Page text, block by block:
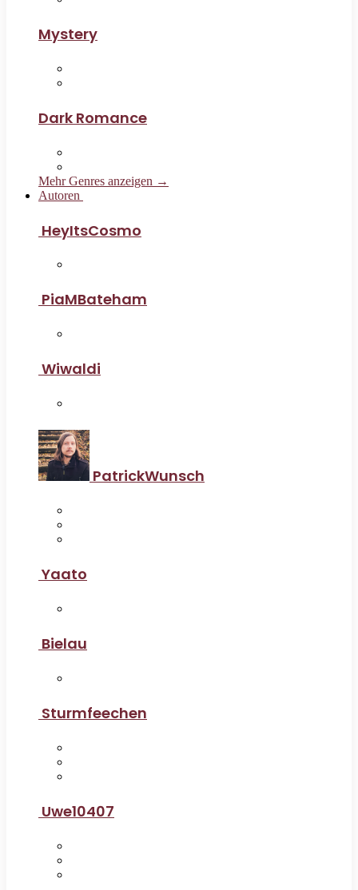
Mystery
Dark Romance
Mehr Genres anzeigen →
Autoren
HeyItsCosmo
PiaMBateham
Wiwaldi
PatrickWunsch
Yaato
Bielau
Sturmfeechen
Uwe10407